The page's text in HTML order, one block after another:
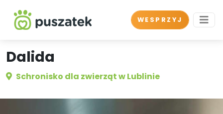
WESPRZYJ
Dalida
Schronisko dla zwierząt w Lublinie